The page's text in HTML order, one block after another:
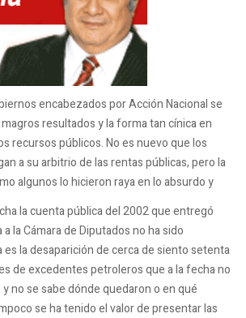
encabezados por Acción Nacional se
resultados y la forma tan cínica en
recursos públicos. No es nuevo que los
a su arbitrio de las rentas públicas, pero la
algunos lo hicieron raya en lo absurdo y
la cuenta pública del 2002 que entregó
la Cámara de Diputados no ha sido
es la desaparición de cerca de siento setenta
de excedentes petroleros que a la fecha no
no se sabe dónde quedaron o en qué
se ha tenido el valor de presentar las